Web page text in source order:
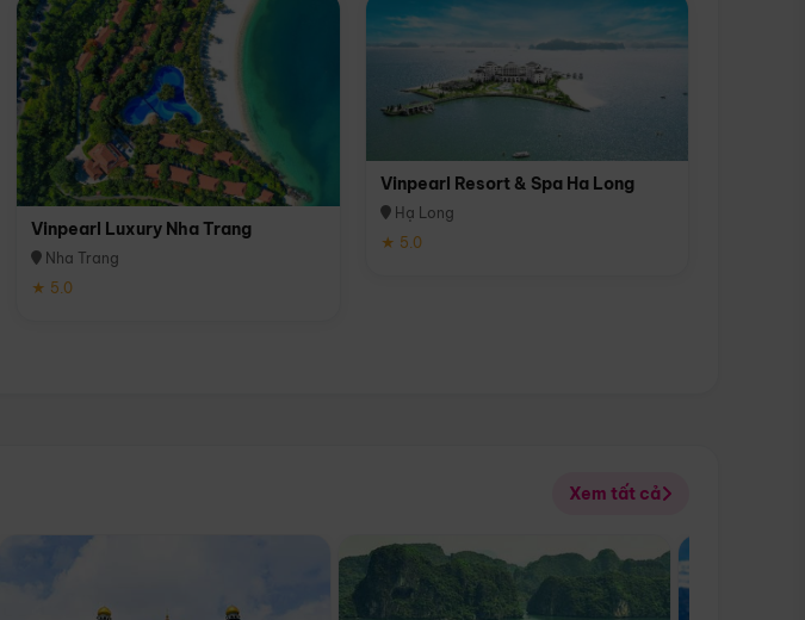
Vinpearl Luxury Nha Trang
Nha Trang
★ 5.0
Vinpearl Resort & Spa Ha Long
Hạ Long
★ 5.0
Xem tất cả